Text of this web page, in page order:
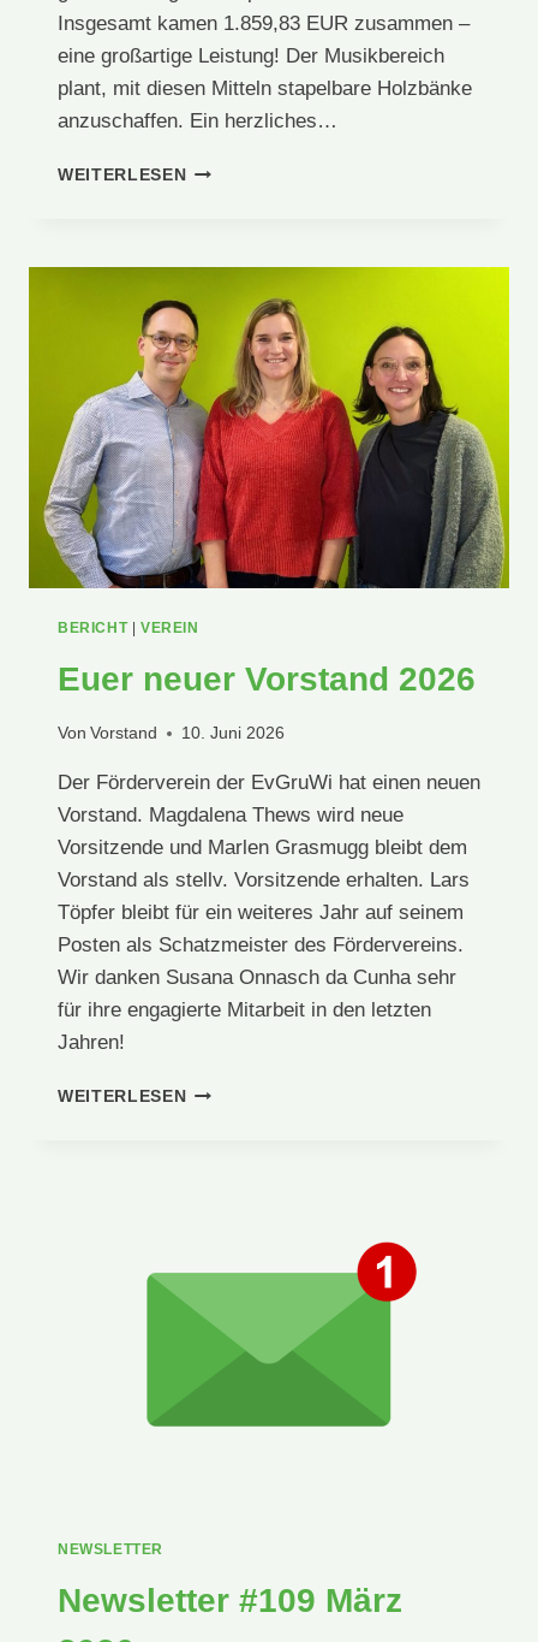
Insgesamt kamen 1.859,83 EUR zusammen –
eine großartige Leistung! Der Musikbereich
plant, mit diesen Mitteln stapelbare Holzbänke
anzuschaffen. Ein herzliches…
WEITERLESENMUSICAL
BERICHT| VEREIN
Euer neuer Vorstand 2026
Von Vorstand 10. Juni 2026
Der Förderverein der EvGruWi hat einen neuen
Vorstand. Magdalena Thews wird neue
Vorsitzende und Marlen Grasmugg bleibt dem
Vorstand als stellv. Vorsitzende erhalten. Lars
Töpfer bleibt für ein weiteres Jahr auf seinem
Posten als Schatzmeister des Fördervereins.
Wir danken Susana Onnasch da Cunha sehr
für ihre engagierte Mitarbeit in den letzten
Jahren!
WEITERLESENEUER
NEWSLETTER
Newsletter #109 März